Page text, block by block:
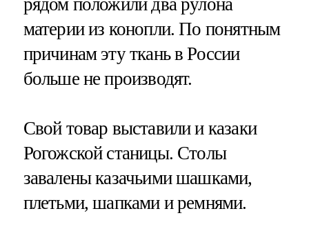
рядом положили два рулона
материи из конопли. По понятным
причинам эту ткань в России
больше не производят.
Свой товар выставили и казаки
Рогожской станицы. Столы
завалены казачьими шашками,
плетьми, шапками и ремнями.